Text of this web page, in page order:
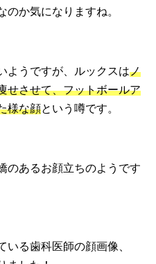
のか気になりますね。
ようですが、ルックスはノ
せさせて、フットボールア
様な顔という噂です。
のあるお顔立ちのようです
る歯科医師の顔画像、